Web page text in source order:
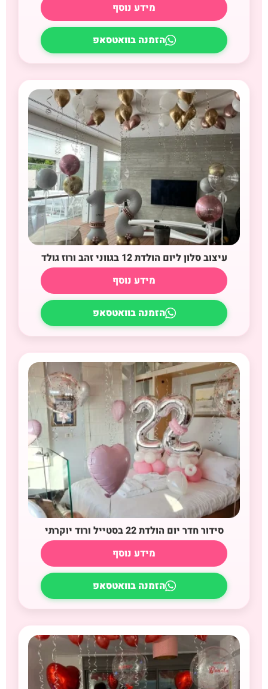
מידע נוסף
הזמנה בוואטסאפ
עיצוב סלון ליום הולדת 12 בגווני זהב ורוז גולד
מידע נוסף
הזמנה בוואטסאפ
סידור חדר יום הולדת 22 בסטייל ורוד יוקרתי
מידע נוסף
הזמנה בוואטסאפ